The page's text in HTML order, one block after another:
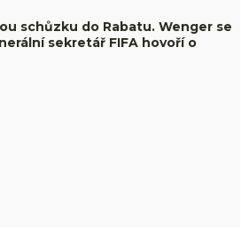
schůzku do Rabatu. Wenger se
sekretář FIFA hovoří o